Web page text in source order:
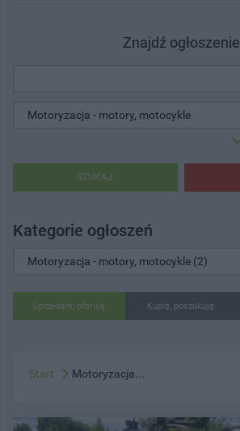
Znajdź ogłoszenie
SZUKAJ
Kategorie ogłoszeń
Sprzedam, oferuję Kupię, poszukuję
Start Motoryzacja...